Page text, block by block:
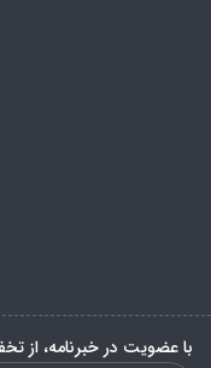
با عضویت در خبرنامه، از